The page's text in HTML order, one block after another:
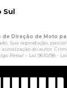
Sul
de Direção de Moto
Sua reprodução,
autorização do autor.
Penal – Lei 9610/98 -